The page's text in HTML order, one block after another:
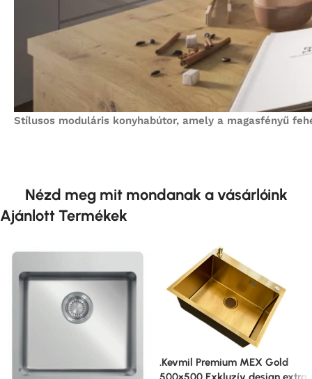
Stílusos moduláris konyhabútor, amely a magasfényű
Nézd meg mit mondanak a vásárlóink
Ajánlott Termékek
.Kevmil Premium MEX Gold